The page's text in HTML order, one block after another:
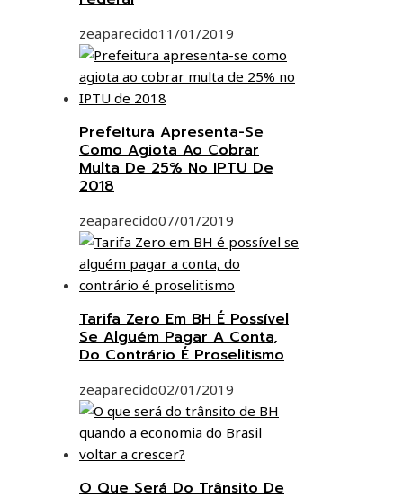
zeaparecido11/01/2019
Prefeitura Apresenta-Se
Como Agiota Ao Cobrar
Multa De 25% No IPTU De
2018
zeaparecido07/01/2019
Tarifa Zero Em BH É Possível
Se Alguém Pagar A Conta,
Do Contrário É Proselitismo
zeaparecido02/01/2019
O Que Será Do Trânsito De